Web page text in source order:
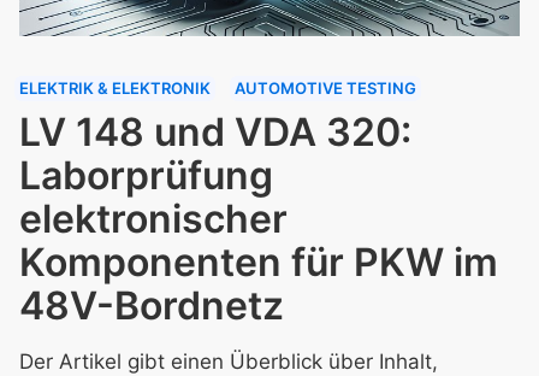
ELEKTRIK & ELEKTRONIK AUTOMOTIVE TESTING
LV 148 und VDA 320:
Laborprüfung
elektronischer
Komponenten für PKW im
48V-Bordnetz
Der Artikel gibt einen Überblick über Inhalt,